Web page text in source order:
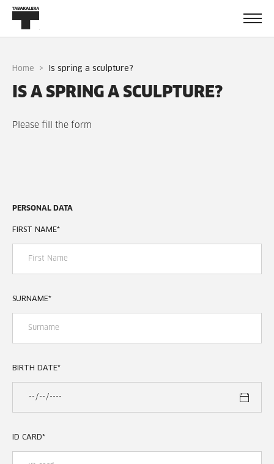
Home is spring a sculpture?
IS A SPRING A SCULPTURE?
Please fill the form
PERSONAL DATA
FIRST NAME*
SURNAME*
BIRTH DATE*
ID CARD*